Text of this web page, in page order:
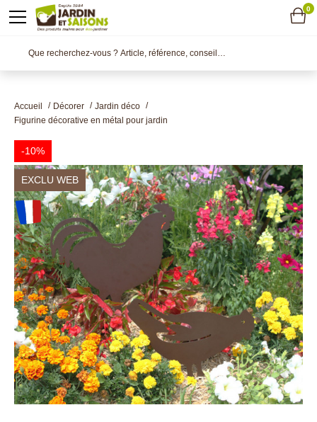
Accueil Décorer
Jardin déco
Figurine décorative en métal pour jardin
-10%
EXCLU WEB
0